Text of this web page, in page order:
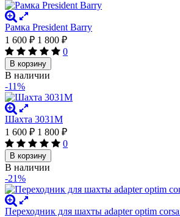
Рамка President Barry
1 600 ₽ 1 800 ₽
0
В корзину
В наличии
-11%
Шахта 3031M
1 600 ₽ 1 800 ₽
0
В корзину
В наличии
-21%
Переходник для шахты adapter optim